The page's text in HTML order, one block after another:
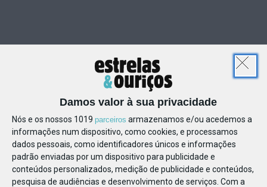
Damos valor à sua privacidade
Nós e os nossos 1019 parceiros armazenamos e/ou acedemos a
informações num dispositivo, como cookies, e processamos
dados pessoais, como identificadores únicos e informações
padrão enviadas por um dispositivo para publicidade e
conteúdos personalizados, medição de publicidade e conteúdos,
pesquisa de audiências e desenvolvimento de serviços. Com a